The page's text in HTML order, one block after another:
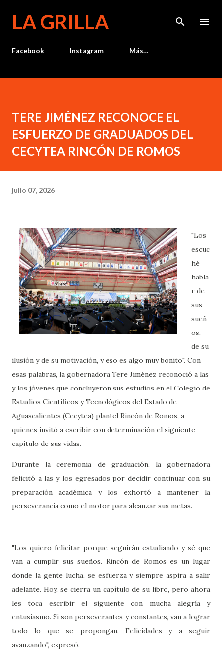
LA GRILLA
Facebook Instagram Más…
TERE JIMÉNEZ RECONOCE EL
ESFUERZO DE GRADUADOS DEL
CECYTEA RINCÓN DE ROMOS
julio 07, 2026
"Los
escuc
hé
habla
r de
sus
sueñ
os,
de su
ilusión y de su motivación, y eso es algo muy bonito". Con
esas palabras, la gobernadora Tere Jiménez reconoció a las
y los jóvenes que concluyeron sus estudios en el Colegio de
Estudios Científicos y Tecnológicos del Estado de
Aguascalientes (Cecytea) plantel Rincón de Romos, a
quienes invitó a escribir con determinación el siguiente
capítulo de sus vidas.
Durante la ceremonia de graduación, la gobernadora
felicitó a las y los egresados por decidir continuar con su
preparación académica y los exhortó a mantener la
perseverancia como el motor para alcanzar sus metas.
"Los quiero felicitar porque seguirán estudiando y sé que
van a cumplir sus sueños. Rincón de Romos es un lugar
donde la gente lucha, se esfuerza y siempre aspira a salir
adelante. Hoy, se cierra un capítulo de su libro, pero ahora
les toca escribir el siguiente con mucha alegría y
entusiasmo. Si son perseverantes y constantes, van a lograr
todo lo que se propongan. Felicidades y a seguir
avanzando", expresó.